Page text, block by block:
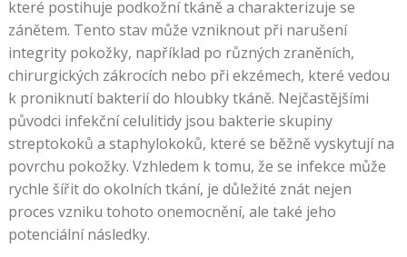
které postihuje podkožní tkáně a charakterizuje se
zánětem. Tento stav může vzniknout při narušení
integrity pokožky, například po různých zraněních,
chirurgických zákrocích nebo při ekzémech, které vedou
k proniknutí bakterií do hloubky tkáně. Nejčastějšími
původci infekční celulitidy jsou bakterie skupiny
streptokoků a staphylokoků, které se běžně vyskytují na
povrchu pokožky. Vzhledem k tomu, že se infekce může
rychle šířit do okolních tkání, je důležité znát nejen
proces vzniku tohoto onemocnění, ale také jeho
potenciální následky.